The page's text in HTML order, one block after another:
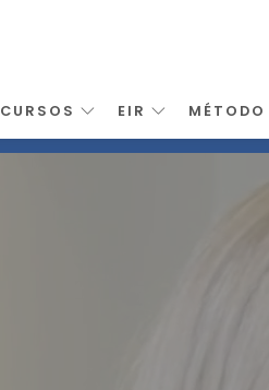
CURSOS EIR